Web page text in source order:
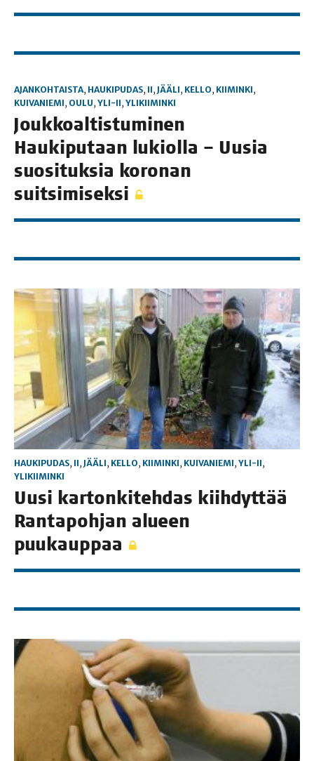
AJANKOHTAISTA, HAUKIPUDAS, II, JÄÄLI, KELLO, KIIMINKI,
KUIVANIEMI, OULU, YLI-II, YLIKIIMINKI
Jouk­koal­tis­tu­mi­nen
Hau­ki­pu­taan lukiol­la – Uusia
suo­si­tuk­sia koro­nan
suitsimiseksi
HAUKIPUDAS, II, JÄÄLI, KELLO, KIIMINKI, KUIVANIEMI, YLI-II,
YLIKIIMINKI
Uusi kar­ton­ki­teh­das kiih­dyt­tää
Ran­ta­poh­jan alu­een
puukauppaa